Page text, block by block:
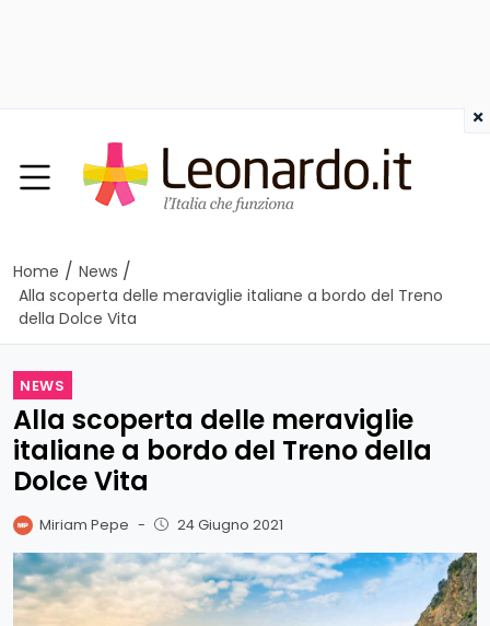
Home / News /
Alla scoperta delle meraviglie italiane a bordo del Treno
della Dolce Vita
NEWS
Alla scoperta delle meraviglie
italiane a bordo del Treno della
Dolce Vita
Miriam Pepe - 24 Giugno 2021
×